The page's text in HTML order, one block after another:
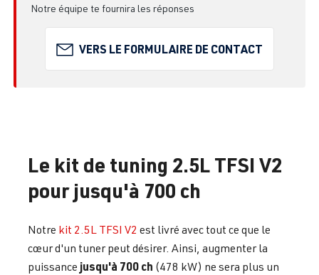
Notre équipe te fournira les réponses
VERS LE FORMULAIRE DE CONTACT
Le kit de tuning 2.5L TFSI V2
pour jusqu'à 700 ch
Notre kit 2.5L TFSI V2 est livré avec tout ce que le
cœur d'un tuner peut désirer. Ainsi, augmenter la
puissance jusqu'à 700 ch (478 kW) ne sera plus un